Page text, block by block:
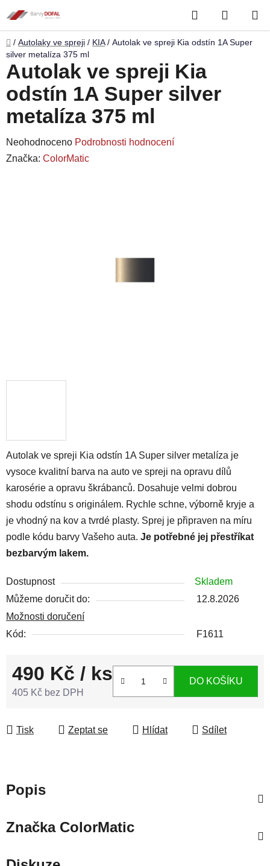
na
obsah
Hledat
KOŠÍK
Domů
/ Autolaky ve spreji / KIA / Autolak ve spreji Kia odstín 1A Super
silver metalíza 375 ml
Autolak ve spreji Kia odstín 1A Super silver metalíza je
vysoce kvalitní barva na auto ve spreji na opravu dílů
karosérie a opravu škrábanců. Dosahuje velmi dobrou
shodu odstínu s originálem. Rychle schne, výborně kryje a
je vhodný na kov a tvrdé plasty. Sprej je připraven na míru
podle kódu barvy Vašeho auta. Je potřebné jej přestříkat
bezbarvým lakem.
Dostupnost
Skladem
Můžeme doručit do:
12.8.2026
Možnosti doručení
Kód:
F1611
490 Kč / ks
405 Kč bez DPH
DO KOŠÍKU
Tisk Zeptat se Hlídat Sdílet
Autolak ve spreji Kia
odstín 1A Super silver
metalíza 375 ml
Průměrné
hodnocení
Neohodnoceno Podrobnosti hodnocení
Značka: ColorMatic
Popis
ZnačkaColorMatic